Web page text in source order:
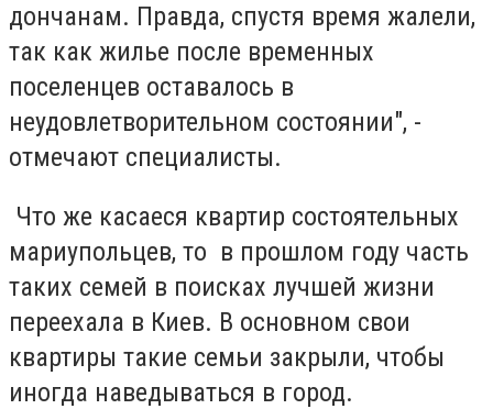
дончанам. Правда, спустя время жалели,
так как жилье после временных
поселенцев оставалось в
неудовлетворительном состоянии", -
отмечают специалисты.
Что же касаеся квартир состоятельных
мариупольцев, то в прошлом году часть
таких семей в поисках лучшей жизни
переехала в Киев. В основном свои
квартиры такие семьи закрыли, чтобы
иногда наведываться в город.